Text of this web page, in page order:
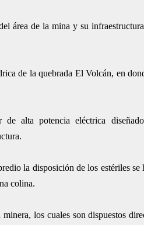
área de la mina y su
de la quebrada El Volcán, en
alta potencia eléctrica
la disposición de los estériles se
colina.
los cuales son dispuestos